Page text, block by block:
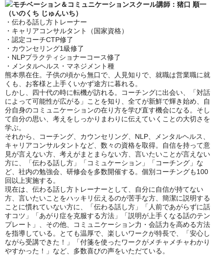
モチベーション＆コミュニケーションスクール講師：猪口 順一
（いのくち じゅんいち）
・伝わる話し方トレーナー
・キャリアコンサルタント（国家資格）
・認定コーチCTP修了
・カウンセリング1級修了
・NLPプラクティショナーコース修了
・メンタルヘルス・マネジメント種
熊本県在住。子供の頃から無口で、人見知りで、就職は営業職に就
くも、お客様と上手くいかず途方に暮れる。
しかし、四十代の時に転機が訪れる。コーチングに出会い、「対話
によって可能性が広がる」ことを知り、全てが新鮮で輝き始め、自
分自身のコミュニケーションの在り方を学び直す機会になる。そし
て自分の思い、考えをしっかりまわりに伝えていくことの大切さを
学ぶ。
それから、コーチング、カウンセリング、NLP、メンタルヘルス、
キャリアコンサルタントなど、数々の資格を取得。自信を持って意
見が言えない方、考えがまとまらない方、言いたいことが言えない
方に、「伝わる話し方」「コミュケーション」「コーチング」な
ど、社内の勉強会、研修会を多数開催する。個別コーチングも100
回以上実施する。
現在は、伝わる話し方トレーナーとして、自分に自信が持てない
方、言いたいことをハッキリ伝えるのが苦手な方、簡潔に説明する
ことに慣れていない方に、「伝わる話し方」「人前であがらずに話
すコツ」「あがり症を克服する方法」「説明が上手くなる話のテン
プレート」、その他、コミュニケーション力・会話力を高める方法
を指導している。とても温厚で、楽しいワークが特長で、「安心し
ながら受講できた！」「付箋を使ったワークがメチャメチャわかり
やすかった！」など、多数喜びの声をいただている。